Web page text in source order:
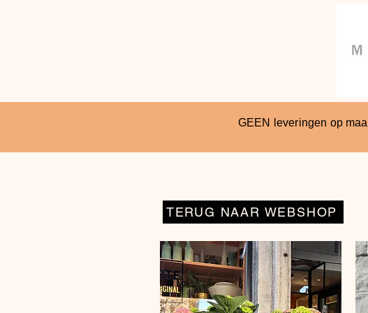
GEEN leveringen op
TERUG NAAR WEBSHOP